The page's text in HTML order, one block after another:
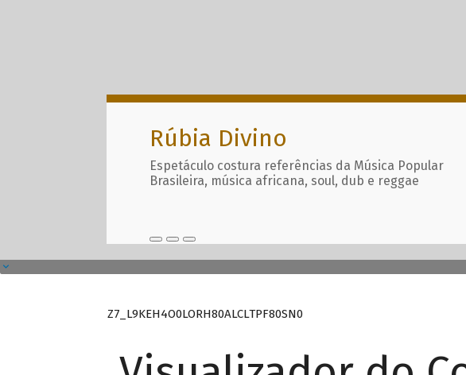
Rúbia Divino
Espetáculo costura referências da Música Popular
Brasileira, música africana, soul, dub e reggae
Z7_L9KEH4O0LORH80ALCLTPF80SN0